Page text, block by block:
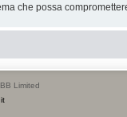
che possa
Limited